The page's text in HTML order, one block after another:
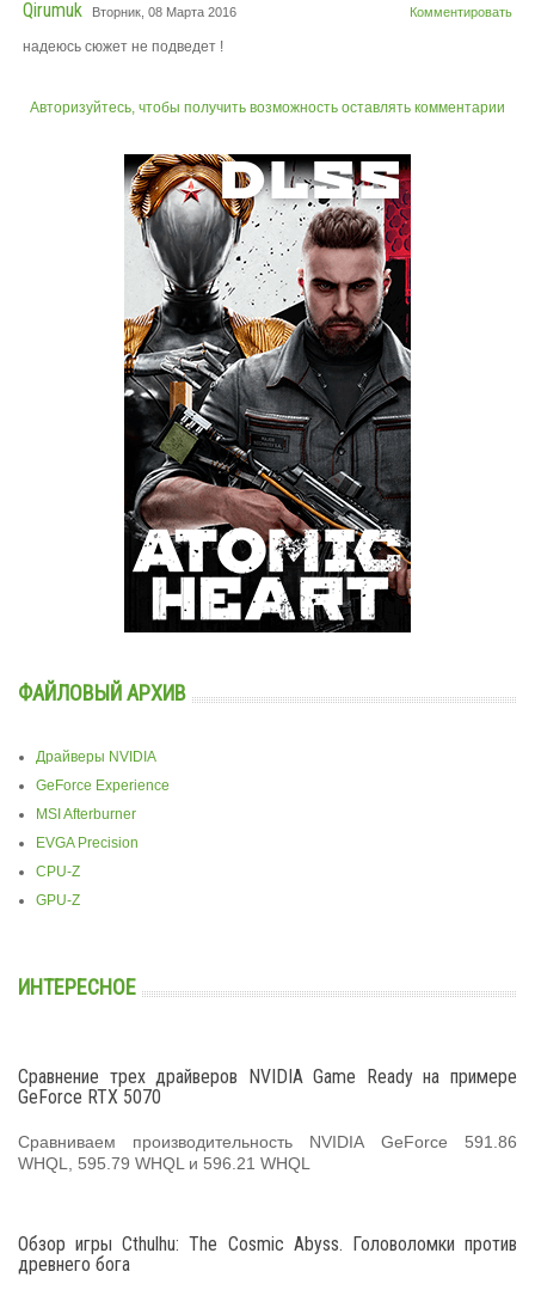
Комментировать
Qirumuk Вторник, 08 Марта 2016
надеюсь сюжет не подведет !
Авторизуйтесь, чтобы получить возможность оставлять комментарии
ФАЙЛОВЫЙ АРХИВ
Драйверы NVIDIA
GeForce Experience
MSI Afterburner
EVGA Precision
CPU-Z
GPU-Z
ИНТЕРЕСНОЕ
Сравнение трех драйверов NVIDIA Game Ready на примере
GeForce RTX 5070
Сравниваем производительность NVIDIA GeForce 591.86
WHQL, 595.79 WHQL и 596.21 WHQL
Обзор игры Cthulhu: The Cosmic Abyss. Головоломки против
древнего бога